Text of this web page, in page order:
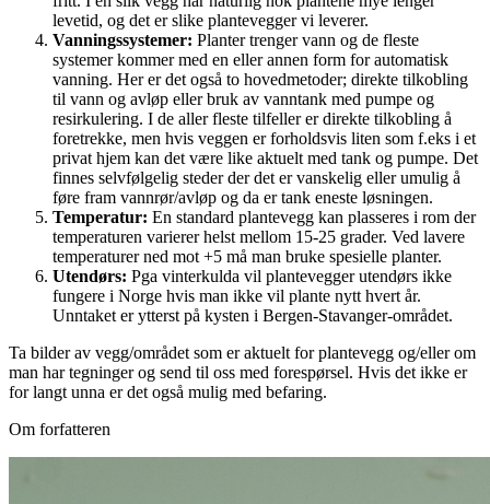
levetid, og det er slike plantevegger vi leverer.
Vanningssystemer: Planter trenger vann og de fleste
systemer kommer med en eller annen form for automatisk
vanning. Her er det også to hovedmetoder; direkte tilkobling
til vann og avløp eller bruk av vanntank med pumpe og
resirkulering. I de aller fleste tilfeller er direkte tilkobling å
foretrekke, men hvis veggen er forholdsvis liten som f.eks i et
privat hjem kan det være like aktuelt med tank og pumpe. Det
finnes selvfølgelig steder der det er vanskelig eller umulig å
føre fram vannrør/avløp og da er tank eneste løsningen.
Temperatur: En standard plantevegg kan plasseres i rom der
temperaturen varierer helst mellom 15-25 grader. Ved lavere
temperaturer ned mot +5 må man bruke spesielle planter.
Utendørs: Pga vinterkulda vil plantevegger utendørs ikke
fungere i Norge hvis man ikke vil plante nytt hvert år.
Unntaket er ytterst på kysten i Bergen-Stavanger-området.
Ta bilder av vegg/området som er aktuelt for plantevegg og/eller om
man har tegninger og send til oss med forespørsel. Hvis det ikke er
for langt unna er det også mulig med befaring.
Om forfatteren